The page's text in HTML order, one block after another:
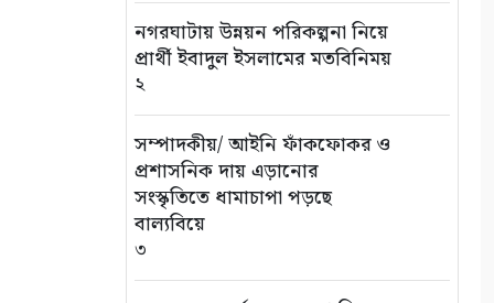
নগরঘাটায় উন্নয়ন পরিকল্পনা নিয়ে
প্রার্থী ইবাদুল ইসলামের মতবিনিময়
২
সম্পাদকীয়/ আইনি ফাঁকফোকর ও
প্রশাসনিক দায় এড়ানোর
সংস্কৃতিতে ধামাচাপা পড়ছে
বাল্যবিয়ে
৩